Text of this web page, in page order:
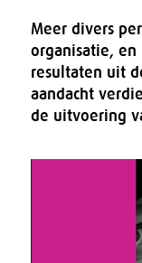
Meer divers
organisatie,
resultaten uit
aandacht
de uitvoering